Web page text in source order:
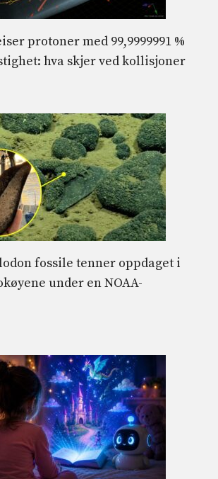
protoner med 99,9999991 %
hva skjer ved kollisjoner
fossile tenner oppdaget i
under en NOAA-